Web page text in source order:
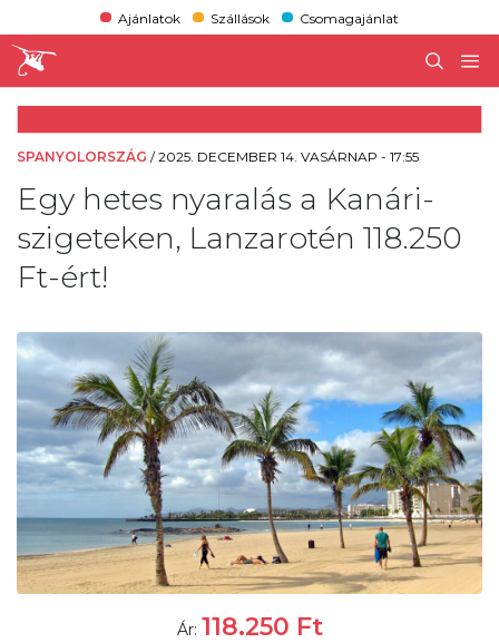
Ajánlatok Szállások Csomagajánlat
SPANYOLORSZÁG /2025. DECEMBER 14. VASÁRNAP - 17:55
Egy hetes nyaralás a Kanári-
szigeteken, Lanzarotén 118.250
Ft-ért!
Ár: 118.250 Ft